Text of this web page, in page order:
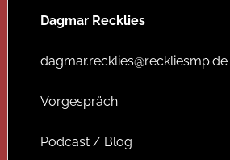
Dagmar Recklies
dagmar.recklies@reckliesmp.de
Vorgespräch
Podcast / Blog